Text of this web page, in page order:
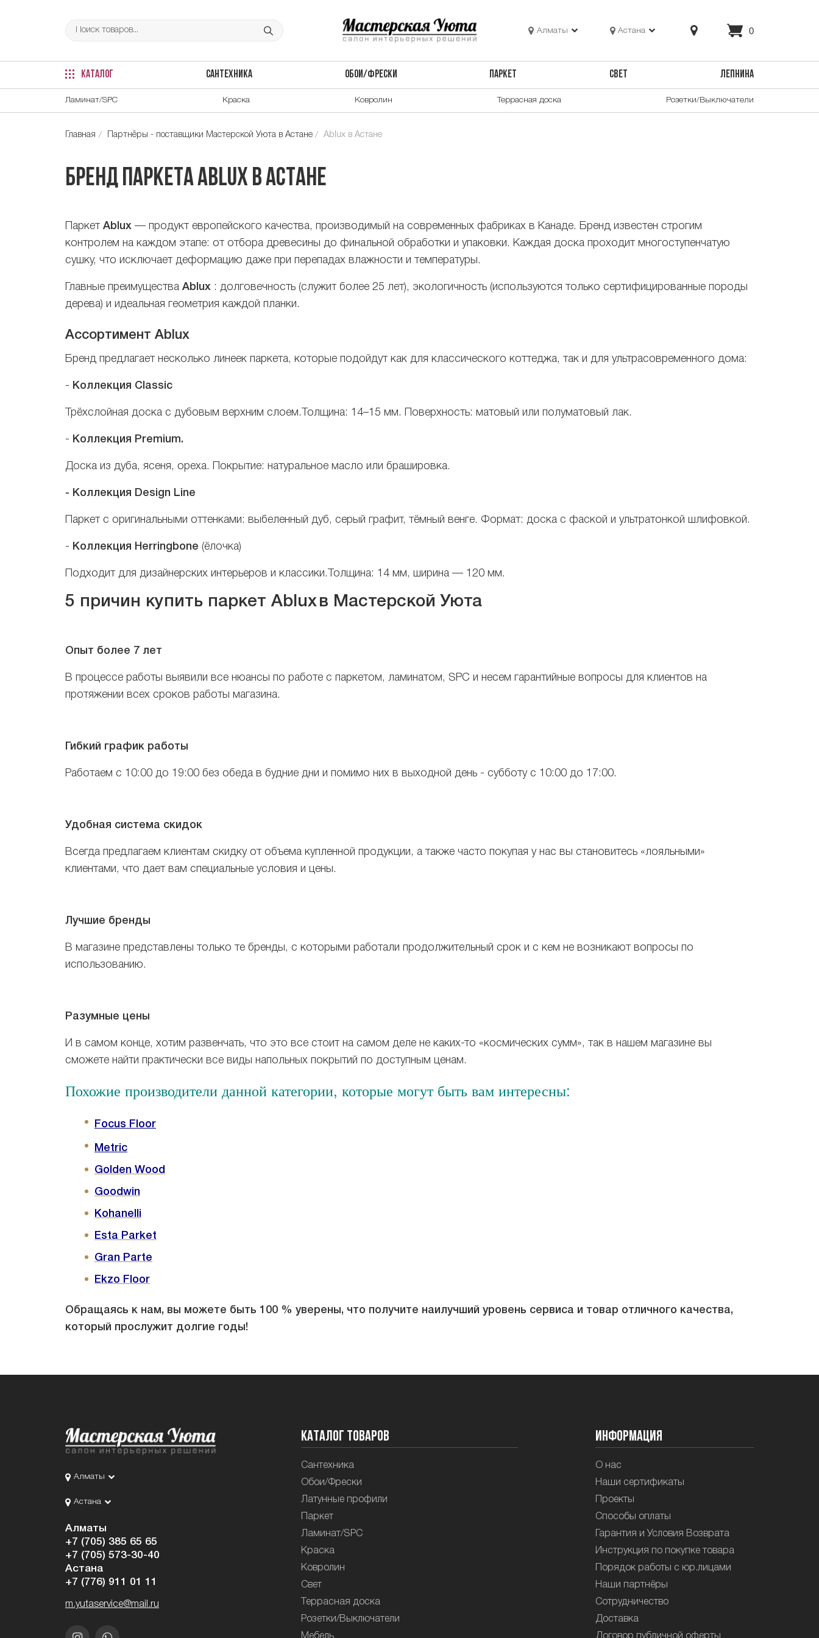
Алматы Астана 0
КАТАЛОГ САНТЕХНИКА ОБОИ/ФРЕСКИ ПАРКЕТ СВЕТ ЛЕПНИНА
Ламинат/SPC Краска Ковролин Террасная доска Розетки/Выключатели
Главная Партнёры - поставщики Мастерской Уюта в Астане Ablux в Астане
Бренд паркета Ablux в Астане
Паркет Ablux — продукт европейского качества, производимый на современных фабриках в Канаде. Бренд известен строгим
контролем на каждом этапе: от отбора древесины до финальной обработки и упаковки. Каждая доска проходит многоступенчатую
сушку, что исключает деформацию даже при перепадах влажности и температуры.
Главные преимущества Ablux : долговечность (служит более 25 лет), экологичность (используются только сертифицированные породы
дерева) и идеальная геометрия каждой планки.
Ассортимент Ablux
Бренд предлагает несколько линеек паркета, которые подойдут как для классического коттеджа, так и для ультрасовременного дома:
- Коллекция Classic
Трёхслойная доска с дубовым верхним слоем. Толщина: 14–15 мм. Поверхность: матовый или полуматовый лак.
- Коллекция Premium.
Доска из дуба, ясеня, ореха. Покрытие: натуральное масло или брашировка.
- Коллекция Design Line
Паркет с оригинальными оттенками: выбеленный дуб, серый графит, тёмный венге. Формат: доска с фаской и ультратонкой шлифовкой.
- Коллекция Herringbone (ёлочка)
Подходит для дизайнерских интерьеров и классики. Толщина: 14 мм, ширина — 120 мм.
5 причин купить паркет Ablux в Мастерской Уюта
Опыт более 7 лет
В процессе работы выявили все нюансы по работе с паркетом, ламинатом, SPC и несем гарантийные вопросы для клиентов на
протяжении всех сроков работы магазина.
Гибкий график работы
Работаем с 10:00 до 19:00 без обеда в будние дни и помимо них в выходной день - субботу с 10:00 до 17:00.
Удобная система скидок
Всегда предлагаем клиентам скидку от объема купленной продукции, а также часто покупая у нас вы становитесь «лояльными»
клиентами, что дает вам специальные условия и цены.
Лучшие бренды
В магазине представлены только те бренды, с которыми работали продолжительный срок и с кем не возникают вопросы по
использованию.
Разумные цены
И в самом конце, хотим развенчать, что это все стоит на самом деле не каких-то «космических сумм», так в нашем магазине вы
сможете найти практически все виды напольных покрытий по доступным ценам.
Похожие производители данной категории, которые могут быть вам интересны:
Focus Floor
Metric
Golden Wood
Goodwin
Kohanelli
Esta Parket
Gran Parte
Ekzo Floor
Обращаясь к нам, вы можете быть 100 % уверены, что получите наилучший уровень сервиса и товар отличного качества,
который прослужит долгие годы!
Алматы
Астана
Алматы
+7 (705) 385 65 65
+7 (705) 573-30-40
Астана
+7 (776) 911 01 11
m.yutaservice@mail.ru
Каталог товаров
Сантехника
Обои/Фрески
Латунные профили
Паркет
Ламинат/SPC
Краска
Ковролин
Свет
Террасная доска
Розетки/Выключатели
Информация
О нас
Наши сертификаты
Проекты
Способы оплаты
Гарантия и Условия Возврата
Инструкция по покупке товара
Порядок работы с юр.лицами
Наши партнёры
Сотрудничество
Доставка